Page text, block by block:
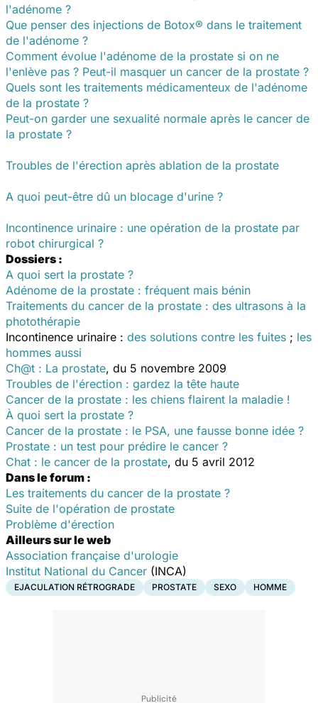
l'adénome ?
Que penser des injections de Botox® dans le traitement
de l'adénome ?
Comment évolue l'adénome de la prostate si on ne
l'enlève pas ? Peut-il masquer un cancer de la prostate ?
Quels sont les traitements médicamenteux de l'adénome
de la prostate ?
Peut-on garder une sexualité normale après le cancer de
la prostate ?
Troubles de l'érection après ablation de la prostate
A quoi peut-être dû un blocage d'urine ?
Incontinence urinaire : une opération de la prostate par
robot chirurgical ?
Dossiers :
A quoi sert la prostate ?
Adénome de la prostate : fréquent mais bénin
Traitements du cancer de la prostate : des ultrasons à la
photothérapie
Incontinence urinaire : des solutions contre les fuites ; les
hommes aussi
Ch@t : La prostate, du 5 novembre 2009
Troubles de l'érection : gardez la tête haute
Cancer de la prostate : les chiens flairent la maladie !
À quoi sert la prostate ?
Cancer de la prostate : le PSA, une fausse bonne idée ?
Prostate : un test pour prédire le cancer ?
Chat : le cancer de la prostate, du 5 avril 2012
Dans le forum :
Les traitements du cancer de la prostate ?
Suite de l'opération de prostate
Problème d'érection
Ailleurs sur le web
Association française d'urologie
Institut National du Cancer (INCA)
EJACULATION RÉTROGRADE PROSTATE SEXO HOMME